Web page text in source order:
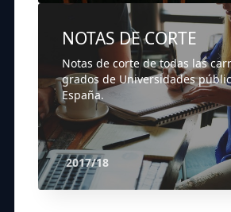
NOTAS DE CORTE
Notas de corte de todas las
grados de Universidades
España.
2017/18